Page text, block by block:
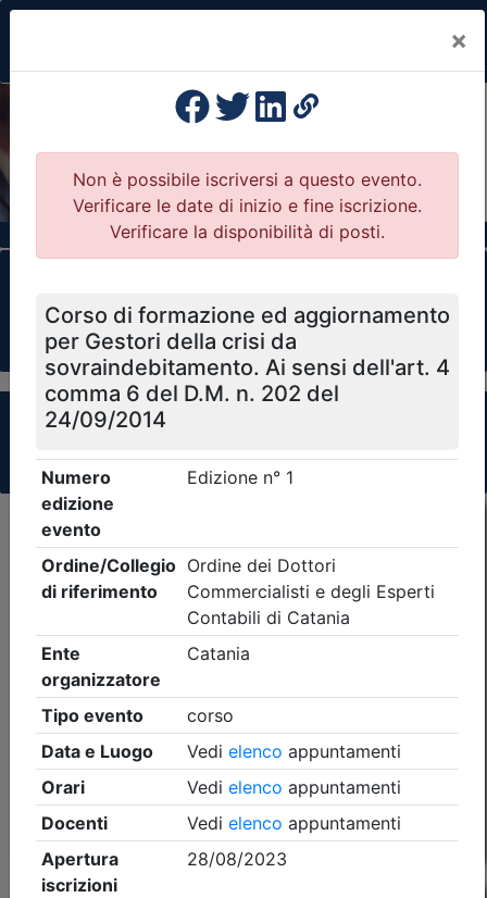
×
Previous
Il portale della formazione per Ordini e
Collegi Professionali
Clicca qui - espandi la sezione dei filtri ricerca
Criteri di ricerca applicati:
- Tipo Ordine/collegio: Dott. Comm. E.C.
- Ordine:
Catania- Eventi in programma dal9/8/2026
Precedente 1 Successiva
Nessun risultato per i parametri inseriti